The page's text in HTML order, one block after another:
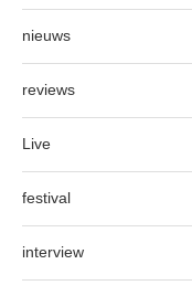
nieuws
reviews
Live
festival
interview